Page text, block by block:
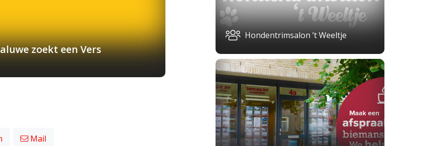
zoekt een Vers
Mail
Hondentrimsalon ’t Weeltje